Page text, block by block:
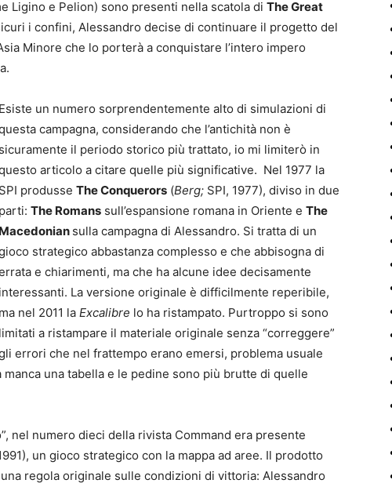
Ligino e Pelion) sono presenti nella scatola di The Great
i confini, Alessandro decise di continuare il progetto del
Minore che lo porterà a conquistare l’intero impero
Esiste un numero sorprendentemente alto di simulazioni di
campagna, considerando che l’antichità non è
sicuramente il periodo storico più trattato, io mi limiterò in
articolo a citare quelle più significative. Nel 1977 la
SPI produsse The Conquerors (Berg; SPI, 1977), diviso in due
parti: The Romans sull’espansione romana in Oriente e The
Macedonian sulla campagna di Alessandro. Si tratta di un
strategico abbastanza complesso e che abbisogna di
e chiarimenti, ma che ha alcune idee decisamente
interessanti. La versione originale è difficilmente reperibile,
ma nel 2011 la Excalibre lo ha ristampato. Purtroppo si sono
limitati a ristampare il materiale originale senza “correggere”
errori che nel frattempo erano emersi, problema usuale
una tabella e le pedine sono più brutte di quelle
nel numero dieci della rivista Command era presente
un gioco strategico con la mappa ad aree. Il prodotto
regola originale sulle condizioni di vittoria: Alessandro